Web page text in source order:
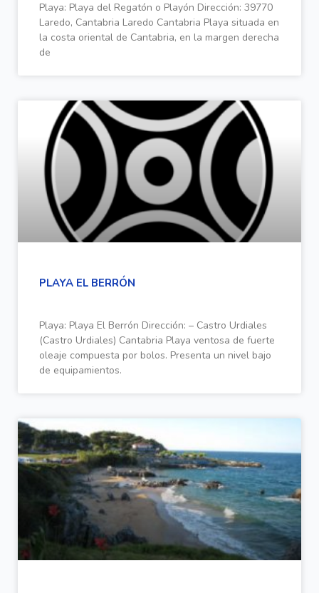
Playa: Playa del Regatón o Playón Dirección: 39770
Laredo, Cantabria Laredo Cantabria Playa situada en
la costa oriental de Cantabria, en la margen derecha
de
PLAYA EL BERRÓN
Playa: Playa El Berrón Dirección: – Castro Urdiales
(Castro Urdiales) Cantabria Playa ventosa de fuerte
oleaje compuesta por bolos. Presenta un nivel bajo
de equipamientos.